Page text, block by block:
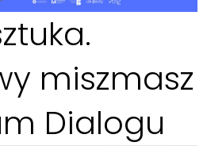
miszmasz
Dialogu